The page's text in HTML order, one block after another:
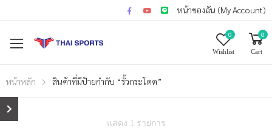
หน้าของฉัน (My Account)
0
Wishlist
0
Cart
หน้าหลัก สินค้าที่มีป้ายกำกับ “รั้วกระโดด”
แสดง 1 รายการ